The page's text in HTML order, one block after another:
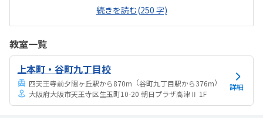
えスペースのデスクなどやや雑然とした印象がありましたが、子供達
がレッスンする場所は整理されていました。料金に関しては少々高い
印象がありますが、少人数制のためいたしかたないかと思いました。
続きを読む(250 字)
教室一覧
上本町・谷町九丁目校
四天王寺前夕陽ヶ丘駅から870m （谷町九丁目駅から376m）
大阪府大阪市天王寺区生玉町10-20 朝日プラザ高津Ⅱ 1F
詳細